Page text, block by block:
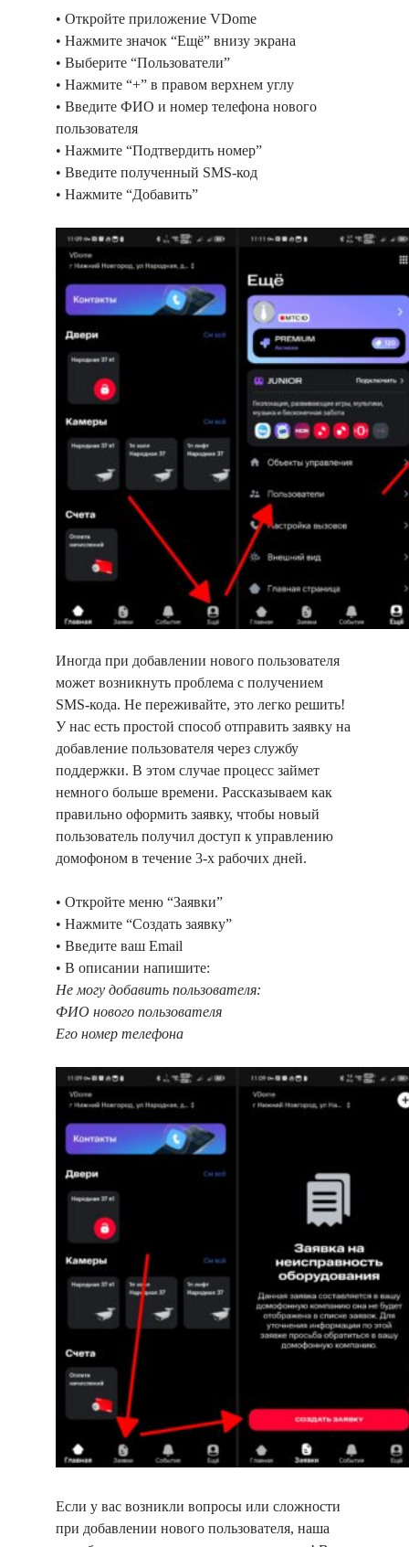
• Откройте приложение VDome
• Нажмите значок “Ещё” внизу экрана
• Выберите “Пользователи”
• Нажмите “+” в правом верхнем углу
• Введите ФИО и номер телефона нового
пользователя
• Нажмите “Подтвердить номер”
• Введите полученный SMS-код
• Нажмите “Добавить”
Иногда при добавлении нового пользователя
может возникнуть проблема с получением
SMS-кода. Не переживайте, это легко решить!
У нас есть простой способ отправить заявку на
добавление пользователя через службу
поддержки. В этом случае процесс займет
немного больше времени. Рассказываем как
правильно оформить заявку, чтобы новый
пользователь получил доступ к управлению
домофоном в течение 3-х рабочих дней.
• Откройте меню “Заявки”
• Нажмите “Создать заявку”
• Введите ваш Email
• В описании напишите:
Не могу добавить пользователя:
ФИО нового пользователя
Его номер телефона
Если у вас возникли вопросы или сложности
при добавлении нового пользователя, наша